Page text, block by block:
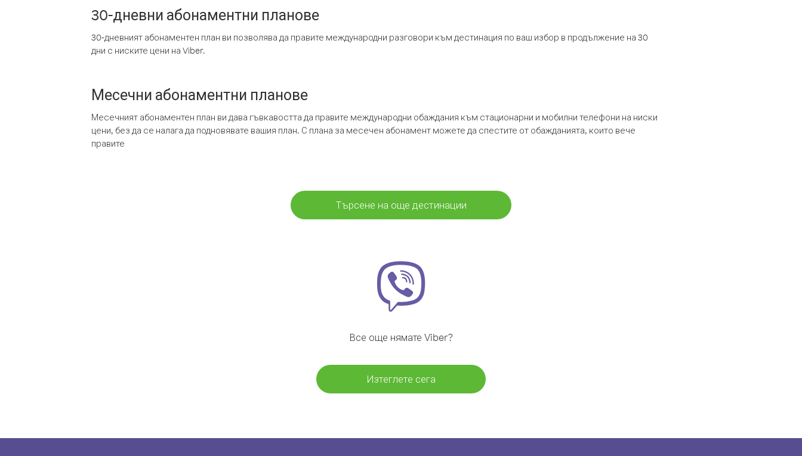
30-дневни абонаментни планове
30-дневният абонаментен план ви позволява да правите международни разговори към дестинация по ваш избор в продължение на 30
дни с ниските цени на Viber.
Месечни абонаментни планове
Месечният абонаментен план ви дава гъвкавостта да правите международни обаждания към стационарни и мобилни телефони на ниски
цени, без да се налага да подновявате вашия план. С плана за месечен абонамент можете да спестите от обажданията, които вече
правите
Търсене на още дестинации
Все още нямате Viber?
Изтеглете сега